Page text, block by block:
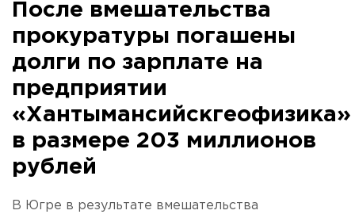
После вмешательства
прокуратуры погашены
долги по зарплате на
предприятии
«Хантымансийскгеофизика»
в размере 203 миллионов
рублей
В Югре в результате вмешательства